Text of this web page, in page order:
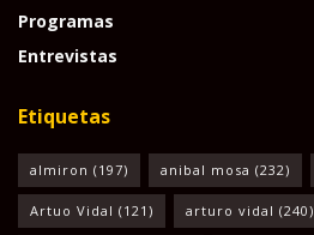
Programas
Entrevistas
Etiquetas
almiron (197) anibal mosa (232)
Artuo Vidal (121) arturo vidal (240)